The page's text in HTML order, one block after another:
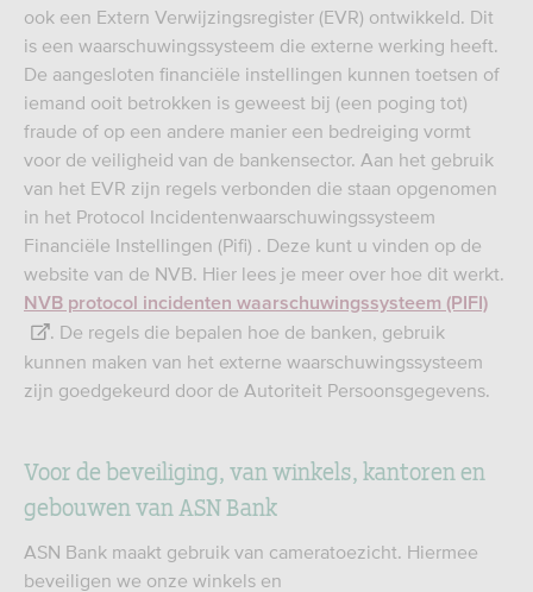
ook een Extern Verwijzingsregister (EVR) ontwikkeld. Dit
is een waarschuwingssysteem die externe werking heeft.
De aangesloten financiële instellingen kunnen toetsen of
iemand ooit betrokken is geweest bij (een poging tot)
fraude of op een andere manier een bedreiging vormt
voor de veiligheid van de bankensector. Aan het gebruik
van het EVR zijn regels verbonden die staan opgenomen
in het Protocol Incidentenwaarschuwingssysteem
Financiële Instellingen (Pifi) . Deze kunt u vinden op de
website van de NVB. Hier lees je meer over hoe dit werkt.
NVB protocol incidenten waarschuwingssysteem (PIFI)
. De regels die bepalen hoe de banken, gebruik
kunnen maken van het externe waarschuwingssysteem
zijn goedgekeurd door de Autoriteit Persoonsgegevens.
Voor de beveiliging, van winkels, kantoren en
gebouwen van ASN Bank
ASN Bank maakt gebruik van cameratoezicht. Hiermee
beveiligen we onze winkels en